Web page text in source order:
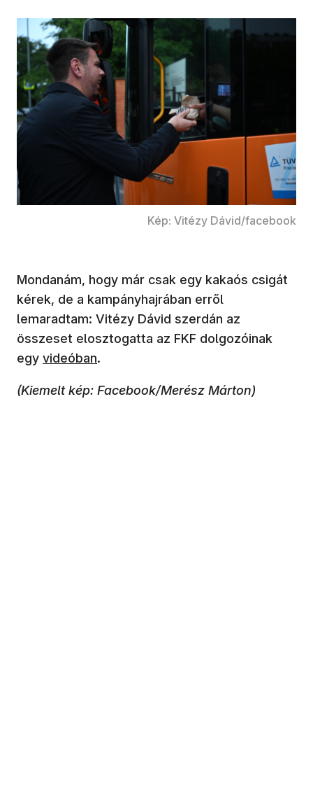
Kép: Vitézy Dávid/facebook
Mondanám, hogy már csak egy kakaós csigát
kérek, de a kampányhajrában erről
lemaradtam: Vitézy Dávid szerdán az
összeset elosztogatta az FKF dolgozóinak
egy videóban.
(Kiemelt kép: Facebook/Merész Márton)